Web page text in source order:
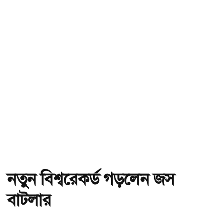
নতুন বিশ্বরেকর্ড গড়লেন জস
বাটলার